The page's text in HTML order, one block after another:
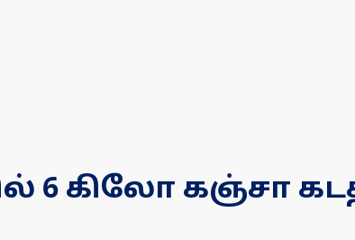
6 கிலோ கஞ்சா